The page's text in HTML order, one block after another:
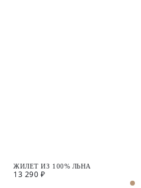
ЖИЛЕТ ИЗ 100% ЛЬНА
13 290 ₽